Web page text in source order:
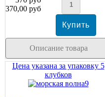
370,00 руб
Описание товара
Цена указана за упаковку 5
клубков